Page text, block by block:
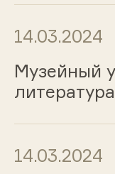
14.03.2024
Музейный
14.03.2024